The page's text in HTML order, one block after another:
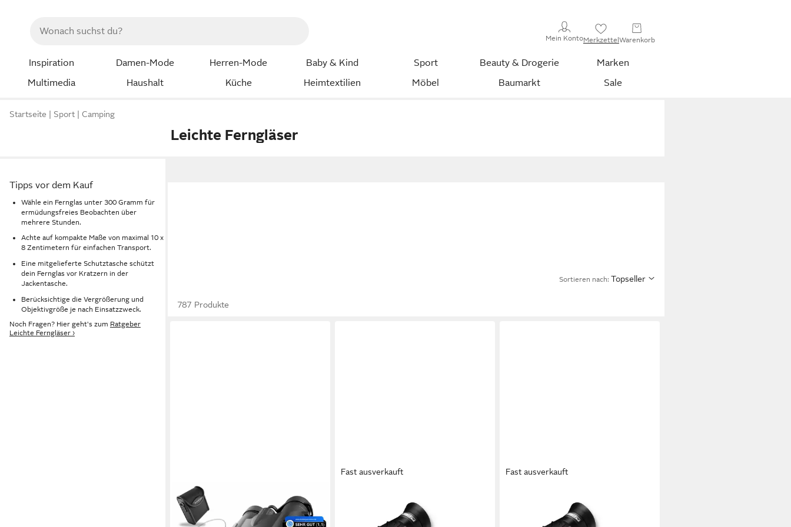
Mein KontoMerkzettelWarenkorb
Inspiration Damen-Mode Herren-Mode Baby & Kind Sport Beauty & Drogerie
Marken
Multimedia
Haushalt Küche Heimtextilien Möbel Baumarkt Sale
Startseite Sport Camping
Leichte Ferngläser
Tipps vor dem Kauf
Wähle ein Fernglas unter 300 Gramm für
ermüdungsfreies Beobachten über
mehrere Stunden.
Achte auf kompakte Maße von maximal 10 x
8 Zentimetern für einfachen Transport.
Eine mitgelieferte Schutztasche schützt
dein Fernglas vor Kratzern in der
Jackentasche.
Berücksichtige die Vergrößerung und
Objektivgröße je nach Einsatzzweck.
Noch Fragen? Hier geht's zum Ratgeber
Leichte Ferngläser ›
Sortieren nach: Topseller
787 Produkte
ALPINSPIRIT
Fernglas 8x42 inkl. Tasche &
Zubehör (Testsieger) – für
Fast ausverkauft
Safari UltraSharp 10x26 Fernglas
(klein, leicht, wandern, Reise)
Fast ausverkauft
Safari UltraSharp 10x26 Fernglas
(klein, leicht, wandern, Reise)